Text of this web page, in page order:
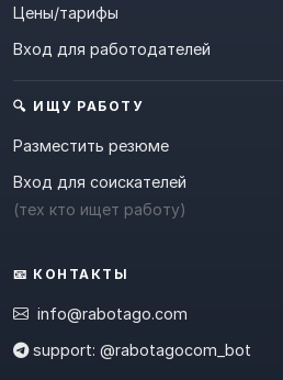
Цены/тарифы
Вход для работодателей
🔍 ИЩУ РАБОТУ
Разместить резюме
Вход для соискателей
(тех кто ищет работу)
📧 КОНТАКТЫ
info@rabotago.com
support: @rabotagocom_bot